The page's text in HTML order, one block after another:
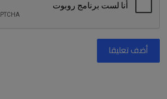
أضف تعليقا